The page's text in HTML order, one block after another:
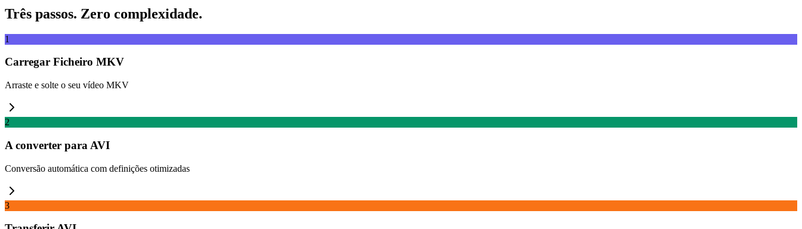
Três passos. Zero complexidade.
1
Carregar Ficheiro MKV
Arraste e solte o seu vídeo MKV
2
A converter para AVI
Conversão automática com definições otimizadas
3